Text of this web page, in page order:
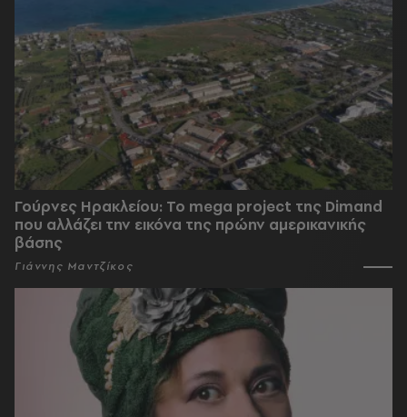
Γούρνες Ηρακλείου: To mega project της Dimand
που αλλάζει την εικόνα της πρώην αμερικανικής
βάσης
Γιάννης Μαντζίκος